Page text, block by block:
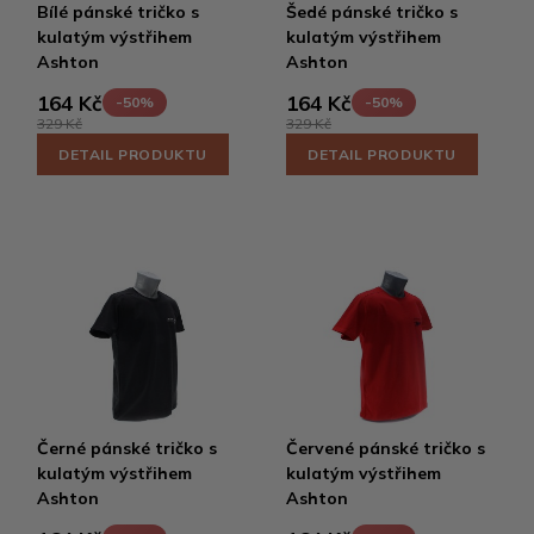
Bílé pánské tričko s
kulatým výstřihem
Ashton
164 Kč
-50%
329 Kč
DETAIL PRODUKTU
Šedé pánské tričko s
kulatým výstřihem
Ashton
164 Kč
-50%
329 Kč
DETAIL PRODUKTU
Černé pánské tričko s
kulatým výstřihem
Ashton
Červené pánské tričko s
kulatým výstřihem
Ashton